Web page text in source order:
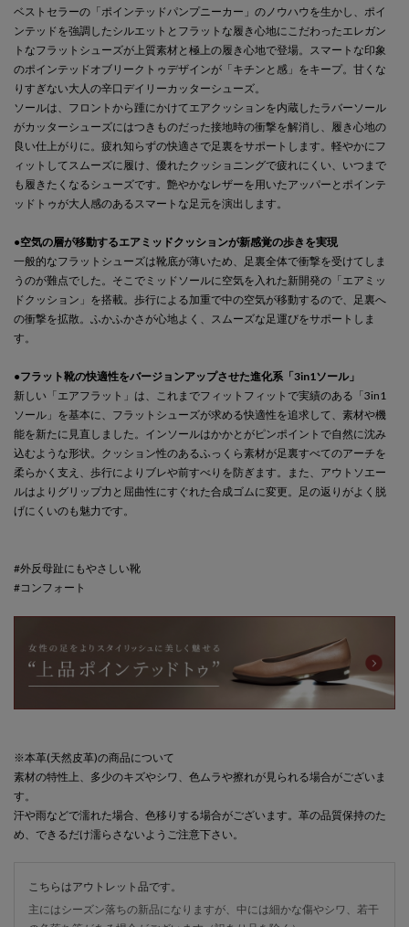
ベストセラーの「ポインテッドパンプニーカー」のノウハウを生かし、ポイ
ンテッドを強調したシルエットとフラットな履き心地にこだわったエレガン
トなフラットシューズが上質素材と極上の履き心地で登場。スマートな印象
のポインテッドオブリークトゥデザインが「キチンと感」をキープ。甘くな
りすぎない大人の辛口デイリーカッターシューズ。
ソールは、フロントから踵にかけてエアクッションを内蔵したラバーソール
がカッターシューズにはつきものだった接地時の衝撃を解消し、履き心地の
良い仕上がりに。疲れ知らずの快適さで足裏をサポートします。軽やかにフ
ィットしてスムーズに履け、優れたクッショニングで疲れにくい、いつまで
も履きたくなるシューズです。艶やかなレザーを用いたアッパーとポインテ
ッドトゥが大人感のあるスマートな足元を演出します。
●空気の層が移動するエアミッドクッションが新感覚の歩きを実現
一般的なフラットシューズは靴底が薄いため、足裏全体で衝撃を受けてしま
うのが難点でした。そこでミッドソールに空気を入れた新開発の「エアミッ
ドクッション」を搭載。歩行による加重で中の空気が移動するので、足裏へ
の衝撃を拡散。ふかふかさが心地よく、スムーズな足運びをサポートしま
す。
●フラット靴の快適性をバージョンアップさせた進化系「3in1ソール」
新しい「エアフラット」は、これまでフィットフィットで実績のある「3in1
ソール」を基本に、フラットシューズが求める快適性を追求して、素材や機
能を新たに見直しました。インソールはかかとがピンポイントで自然に沈み
込むような形状。クッション性のあるふっくら素材が足裏すべてのアーチを
柔らかく支え、歩行によりブレや前すべりを防ぎます。また、アウトソエー
ルはよりグリップ力と屈曲性にすぐれた合成ゴムに変更。足の返りがよく脱
げにくいのも魅力です。
#外反母趾にもやさしい靴
#コンフォート
※本革(天然皮革)の商品について
素材の特性上、多少のキズやシワ、色ムラや擦れが見られる場合がございま
す。
汗や雨などで濡れた場合、色移りする場合がございます。革の品質保持のた
め、できるだけ濡らさないようご注意下さい。
こちらはアウトレット品です。
主にはシーズン落ちの新品になりますが、中には細かな傷やシワ、若干